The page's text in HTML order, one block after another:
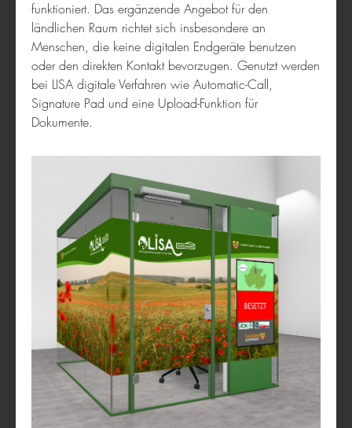
DLRG Trainer-App
Museum Virtuell
Gesundheit
funktioniert. Das ergänzende Angebot für den
ländlichen Raum richtet sich insbesondere an
Menschen, die keine digitalen Endgeräte benutzen
oder den direkten Kontakt bevorzugen. Genutzt werden
bei LISA digitale Verfahren wie Automatic-Call,
Signature Pad und eine Upload-Funktion für
Dokumente.